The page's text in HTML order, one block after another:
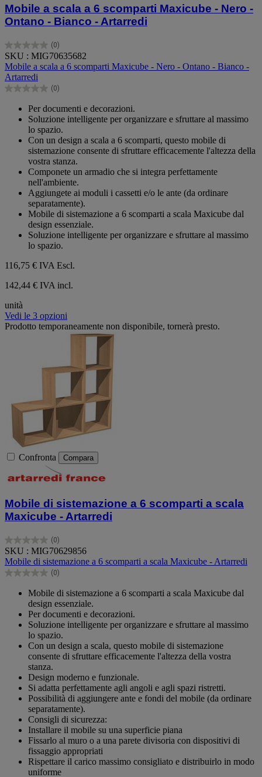
Mobile a scala a 6 scomparti Maxicube - Nero -
Ontano - Bianco - Artarredi
(0)
0.0
su
5
stelle.
SKU : MIG70635682
Mobile a scala a 6 scomparti Maxicube - Nero - Ontano - Bianco -
Artarredi
(0)
0.0
stelle.
Per documenti e decorazioni.
Soluzione intelligente per organizzare e sfruttare al massimo
lo spazio.
Con un design a scala a 6 scomparti, questo mobile di
sistemazione consente di sfruttare efficacemente l'altezza della
vostra stanza.
Componete un armadio che si integra perfettamente
nell'ambiente.
Aggiungete ai moduli i cassetti e/o le ante (da ordinare
separatamente).
Mobile di sistemazione a 6 scomparti a scala Maxicube dal
design essenziale.
Soluzione intelligente per organizzare e sfruttare al massimo
lo spazio.
116,75 € IVA Escl.
142,44 € IVA incl.
unità
Vedi le 3 opzioni
Prodotto temporaneamente non disponibile, tornerà presto.
Confronta Compara
Mobile di sistemazione a 6 scomparti a scala
Maxicube - Artarredi
(0)
0.0
su
5
stelle.
SKU : MIG70629856
Mobile di sistemazione a 6 scomparti a scala Maxicube - Artarredi
(0)
0.0
Mobile di sistemazione a 6 scomparti a scala Maxicube dal
design essenziale.
Per documenti e decorazioni.
Soluzione intelligente per organizzare e sfruttare al massimo
lo spazio.
Con un design a scala, questo mobile di sistemazione
consente di sfruttare efficacemente l'altezza della vostra
stanza.
Design moderno e funzionale.
Si adatta perfettamente agli angoli e agli spazi ristretti.
Possibilità di aggiungere ante e fondi del mobile (da ordinare
separatamente).
Consigli di sicurezza:
Installare il mobile su una superficie piana
Fissarlo al muro o a una parete divisoria con dispositivi di
fissaggio appropriati
Rispettare il carico massimo consigliato e distribuirlo in modo
uniforme